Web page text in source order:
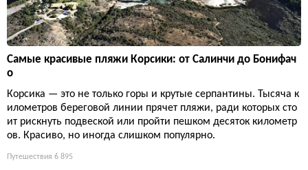
Самые красивые пляжи Корсики: от Салинчи до Бонифач
о
Корсика — это не только горы и крутые серпантины. Тысяча к
илометров береговой линии прячет пляжи, ради которых сто
ит рискнуть подвеской или пройти пешком десяток километр
ов. Красиво, но иногда слишком популярно.
Путешествия 6 895